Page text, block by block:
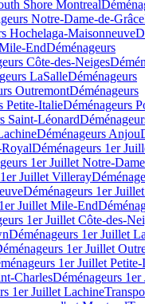
Shore Montreal
Notre-Dame-de-Grâce
Hochelaga-Maisonneuve
EndDéménageurs
Côte-des-Neiges
LaSalleDéménageurs
OutremontDéménageurs
Petite-ItalieDéménageurs
Saint-Léonard
Déménageurs Anjou
Déménageurs 1er
1er Juillet Notre-
Juillet Villeray
Déménageurs 1er
Juillet Mile-End
1er Juillet Côte-des-
Déménageurs 1er Juillet
1er Juillet
1er Juillet
CharlesDéménageurs
1er Juillet Lachine